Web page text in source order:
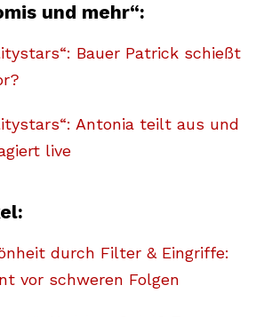
und mehr“:
Bauer Patrick schießt
Antonia teilt aus und
live
durch Filter & Eingriffe:
vor schweren Folgen